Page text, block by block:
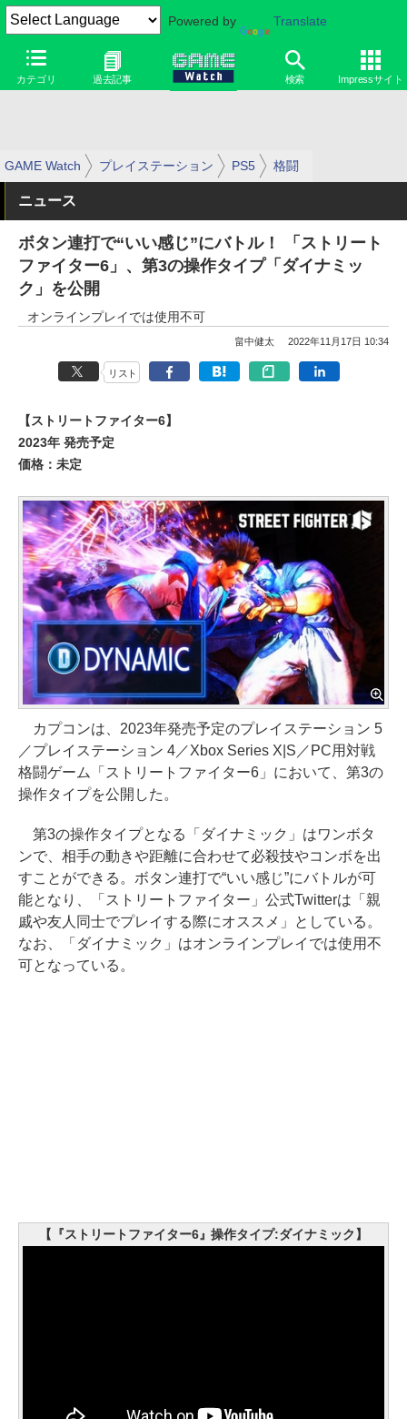
Powered by Translate
カテゴリ 過去記事 検索 Impressサイト
GAME Watch プレイステーション PS5 格闘
ニュース
ボタン連打で“いい感じ”にバトル！ 「ストリート
ファイター6」、第3の操作タイプ「ダイナミッ
ク」を公開
オンラインプレイでは使用不可
畠中健太 2022年11月17日 10:34
リスト
【ストリートファイター6】
2023年 発売予定
価格：未定
カプコンは、2023年発売予定のプレイステーション 5
／プレイステーション 4／Xbox Series X|S／PC用対戦
格闘ゲーム「ストリートファイター6」において、第3の
操作タイプを公開した。
第3の操作タイプとなる「ダイナミック」はワンボタ
ンで、相手の動きや距離に合わせて必殺技やコンボを出
すことができる。ボタン連打で“いい感じ”にバトルが可
能となり、「ストリートファイター」公式Twitterは「親
戚や友人同士でプレイする際にオススメ」としている。
なお、「ダイナミック」はオンラインプレイでは使用不
可となっている。
【『ストリートファイター6』操作タイプ:ダイナミック】